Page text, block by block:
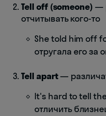
Tell off (someone) —
отчитывать кого-то
She told him off
отругала его за
Tell apart—
It's hard to tell
отличить